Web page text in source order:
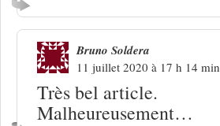
Bruno Soldera
11 juillet 2020 à 17 h 14 min
Très bel article.
Malheureusement…